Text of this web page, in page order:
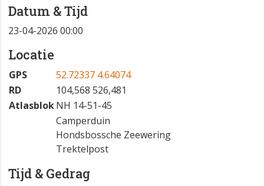
Datum & Tijd
23-04-2026 00:00
Locatie
GPS
52.72337 4.64074
RD
104,568 526,481
AtlasblokNH 14-51-45
Camperduin
Hondsbossche Zeewering
Trektelpost
Tijd & Gedrag